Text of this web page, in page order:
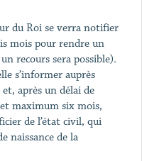
du Roi se verra notifier
mois pour rendre un
recours sera possible).
s’informer auprès
après un délai de
maximum six mois,
de l’état civil, qui
naissance de la